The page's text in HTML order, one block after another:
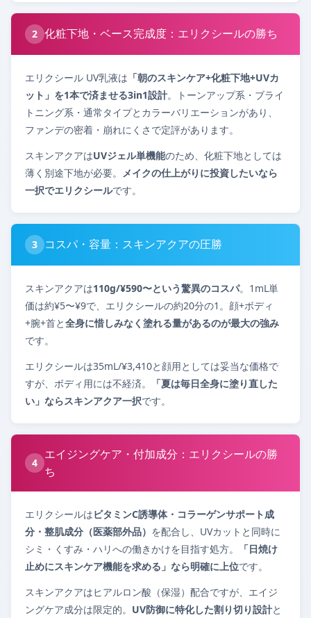
2 化粧下地・ベース完成度：エリクシールの勝ち
エリクシール UV乳液は 「朝のスキンケア+化粧下地+UVカ
ット」を1本で済ませる3in1設計。トーンアップ系・ブライ
トニング系・通常タイプとカラーバリエーションがあり、
ファンデの密着・崩れにくさで定評があります。
スキンアクアはUVジェル単機能のため、化粧下地としては
薄く別途下地が必要。
メイクの仕上がりに投資したいなら
一択でエリクシールです。
3 コスパ・容量：スキンアクアの圧勝
スキンアクアは110g/¥590〜という驚異のコスパ。1mL単
価は約¥5〜¥9で、エリクシールの約20分の1。顔+ボディ
+腕+首と全身に惜しみなく塗れる量があるのが最大の強み
です。
エリクシールは35mL/¥3,410と顔用としては妥当な価格で
すが、ボディ用には不経済。
「夏は毎日全身に塗り直した
い」ならスキンアクア一択です。
4
エイジングケア・付加成分：エリクシールの勝
ち
エリクシールはビタミンC誘導体・コラーゲンサポート成
分・整肌成分（医薬部外品） を配合し、UVカットと同時に
シミ・くすみ・ハリへの働きかけを目指す処方。
「日焼け
止めにスキンケア機能を求める」なら明確に上位です。
スキンアクアはヒアルロン酸（保湿）配合ですが、エイジ
ングケア成分は限定的。 UV防御に特化した割り切り設計と